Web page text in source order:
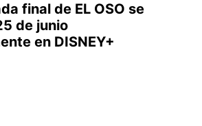
final de EL OSO se
de junio
en DISNEY+